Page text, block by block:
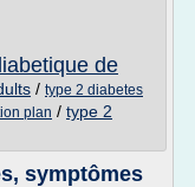
de
/ type 2 diabetes
plan / type 2
symptômes